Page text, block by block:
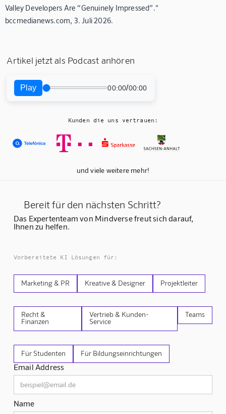
Valley Developers Are “Genuinely Impressed”."
bccmedianews.com, 3. Juli 2026.
Artikel jetzt als Podcast anhören
Play 00:00/00:00
Kunden die uns vertrauen:
und viele weitere mehr!
Bereit für den nächsten Schritt?
Das Expertenteam von Mindverse freut sich darauf,
Ihnen zu helfen.
Vorbereitete KI Lösungen für:
Marketing & PR Kreative & Designer Projektleiter
Recht &
Finanzen
Vertrieb & Kunden-
Service
Teams
Für Studenten Für Bildungseinrichtungen
Email Address
Name